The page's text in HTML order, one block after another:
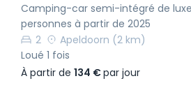
Camping-car semi-intégré de
personnes à partir de 2025
2
Apeldoorn (2 km)
Loué 1 fois
À partir de 134 €par jour